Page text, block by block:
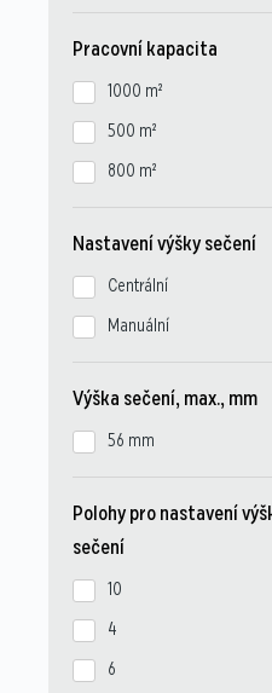
Pracovní kapacita
1000 m²
500 m²
800 m²
Nastavení výšky sečení
Centrální
Manuální
Výška sečení, max., mm
56 mm
Polohy pro nastavení
sečení
10
4
6